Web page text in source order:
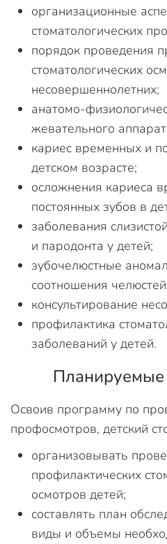
организационные
стоматологических
порядок проведения
стоматологических
несовершеннолетних;
анатомо-
жевательного
кариес временных и
детском возрасте;
осложнения кариеса
постоянных зубов в
заболевания
и пародонта у детей;
зубочелюстные
соотношения
консультирование
профилактика
заболеваний у детей.
Планируемые
Освоив программу по
профосмотров, детский
организовывать
профилактических
осмотров детей;
составлять план
виды и объемы